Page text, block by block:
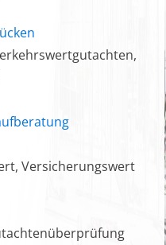
Versicherungswert